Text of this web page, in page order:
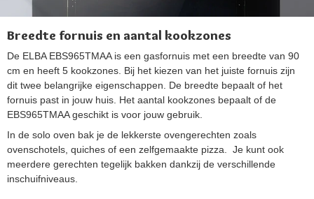
Breedte fornuis en aantal kookzones
De ELBA EBS965TMAA is een gasfornuis met een breedte van 90
cm en heeft 5 kookzones. Bij het kiezen van het juiste fornuis zijn
dit twee belangrijke eigenschappen. De breedte bepaalt of het
fornuis past in jouw huis. Het aantal kookzones bepaalt of de
EBS965TMAA geschikt is voor jouw gebruik.
In de solo oven bak je de lekkerste ovengerechten zoals
ovenschotels, quiches of een zelfgemaakte pizza. Je kunt ook
meerdere gerechten tegelijk bakken dankzij de verschillende
inschuifniveaus.